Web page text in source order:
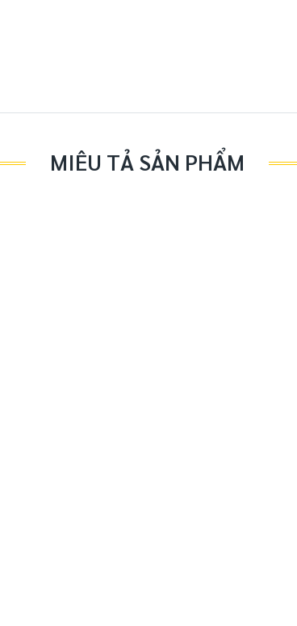
MIÊU TẢ SẢN PHẨM